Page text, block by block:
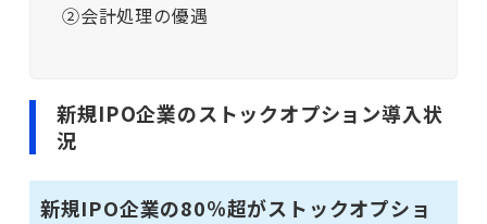
②会計処理の優遇
新規IPO企業のストックオプション導入状
況
新規IPO企業の80％超がストックオプショ